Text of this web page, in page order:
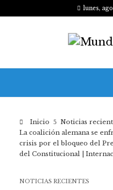
lunes,
Inicio
Noticias
La coalición alemana se
crisis por el bloqueo del
del Constitucional |
NOTICIAS RECIENTES